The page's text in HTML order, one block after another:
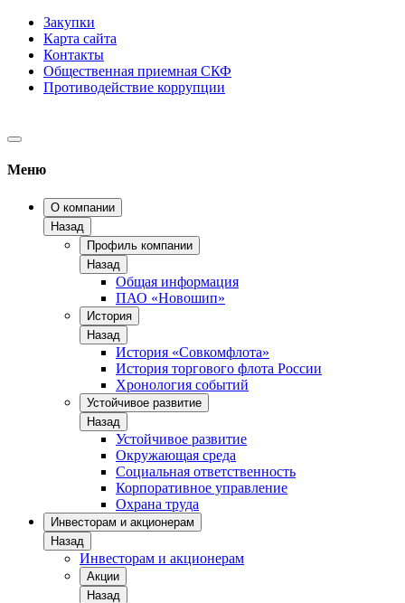
Закупки
Карта сайта
Контакты
Общественная приемная СКФ
Противодействие коррупции
Меню
О компании
Назад
Профиль компании
Назад
Общая информация
ПАО «Новошип»
История
Назад
История «Совкомфлота»
История торгового флота России
Хронология событий
Устойчивое развитие
Назад
Устойчивое развитие
Окружающая среда
Социальная ответственность
Корпоративное управление
Охрана труда
Инвесторам и акционерам
Назад
Инвесторам и акционерам
Акции
Назад